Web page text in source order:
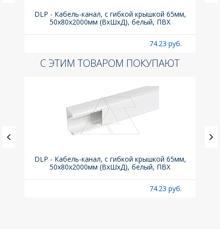
DLP - Кабель-канал, с гибкой крышкой 65мм,
50x80х2000мм (ВхШхД), белый, ПВХ
74.23 руб.
С ЭТИМ ТОВАРОМ ПОКУПАЮТ
DLP - Кабель-канал, с гибкой крышкой 65мм,
50x80х2000мм (ВхШхД), белый, ПВХ
74.23 руб.